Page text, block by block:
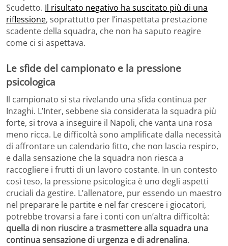
Scudetto. Il risultato negativo ha suscitato più di una
riflessione, soprattutto per l’inaspettata prestazione
scadente della squadra, che non ha saputo reagire
come ci si aspettava.
Le sfide del campionato e la pressione
psicologica
Il campionato si sta rivelando una sfida continua per
Inzaghi. L’Inter, sebbene sia considerata la squadra più
forte, si trova a inseguire il Napoli, che vanta una rosa
meno ricca. Le difficoltà sono amplificate dalla necessità
di affrontare un calendario fitto, che non lascia respiro,
e dalla sensazione che la squadra non riesca a
raccogliere i frutti di un lavoro costante. In un contesto
così teso, la pressione psicologica è uno degli aspetti
cruciali da gestire. L’allenatore, pur essendo un maestro
nel preparare le partite e nel far crescere i giocatori,
potrebbe trovarsi a fare i conti con un’altra difficoltà:
quella di non riuscire a trasmettere alla squadra una
continua sensazione di urgenza e di adrenalina.